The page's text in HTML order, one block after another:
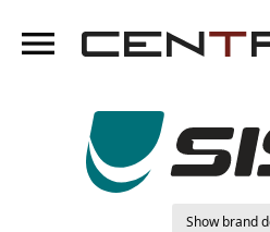
menu
Show brand